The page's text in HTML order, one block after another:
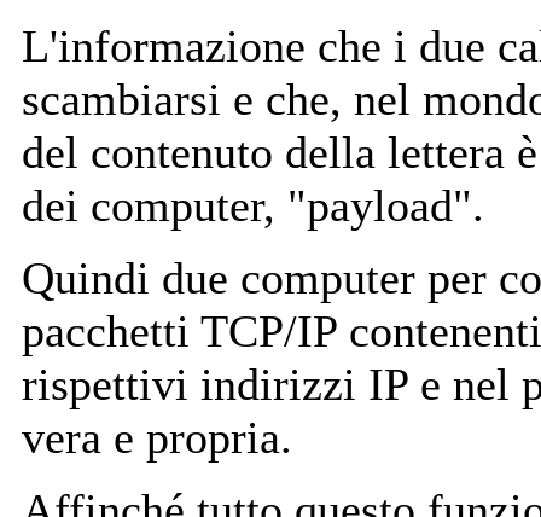
L'informazione che i due
scambiarsi e che, nel
del contenuto della lettera
dei computer, "payload".
Quindi due computer per
pacchetti TCP/IP
rispettivi indirizzi IP e nel
vera e propria.